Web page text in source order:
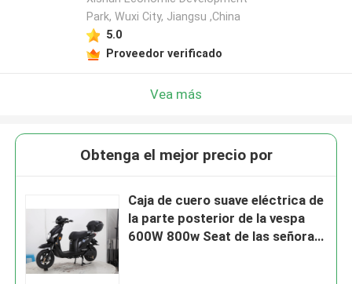
Park, Wuxi City, Jiangsu ,China
5.0
Proveedor verificado
Vea más
Obtenga el mejor precio por
Caja de cuero suave eléctrica de
la parte posterior de la vespa
600W 800w Seat de las señoras